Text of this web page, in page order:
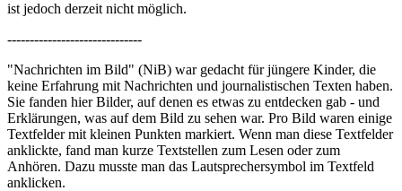
ist jedoch derzeit nicht möglich.
------------------------------
"Nachrichten im Bild" (NiB) war gedacht für jüngere Kinder, die
keine Erfahrung mit Nachrichten und journalistischen Texten haben.
Sie fanden hier Bilder, auf denen es etwas zu entdecken gab - und
Erklärungen, was auf dem Bild zu sehen war. Pro Bild waren einige
Textfelder mit kleinen Punkten markiert. Wenn man diese Textfelder
anklickte, fand man kurze Textstellen zum Lesen oder zum
Anhören. Dazu musste man das Lautsprechersymbol im Textfeld
anklicken.